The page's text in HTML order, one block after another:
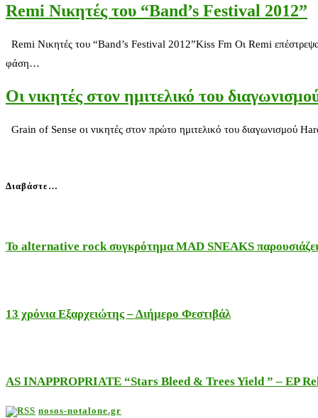
Remi Νικητές του “Band’s Festival 2012”
Remi Νικητές του “Band’s Festival 2012”Kiss Fm Οι Remi
φάση…
Oι νικητές στον ημιτελικό του
Grain of Sense οι νικητές στον πρώτο ημιτελικό του
Διαβάστε…
Το alternative rock συγκρότημα MAD SNEAKS
13 χρόνια Εξαρχειώτης – Διήμερο Φεστιβάλ
AS INAPPROPRIATE “Stars Bleed & Trees Yield ” – EP
nosos-notalone.gr